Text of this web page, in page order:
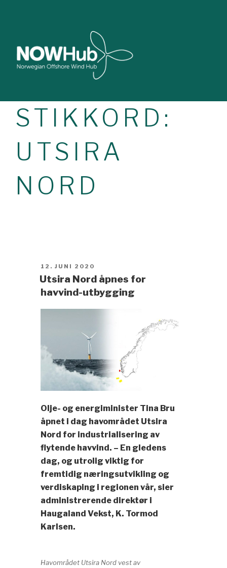
STIKKORD:
UTSIRA
NORD
POSTED
ON
12. JUNI 2020
Utsira Nord åpnes for
havvind-utbygging
Olje- og energiminister Tina Bru
åpnet i dag havområdet Utsira
Nord for industrialisering av
flytende havvind. – En gledens
dag, og utrolig viktig for
fremtidig næringsutvikling og
verdiskaping i regionen vår, sier
administrerende direktør i
Haugaland Vekst, K. Tormod
Karlsen.
Havområdet Utsira Nord vest av